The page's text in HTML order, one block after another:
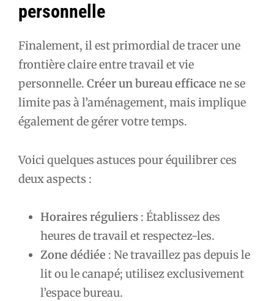
personnelle
Finalement, il est primordial de tracer une
frontière claire entre travail et vie
personnelle. Créer un bureau efficace ne se
limite pas à l’aménagement, mais implique
également de gérer votre temps.
Voici quelques astuces pour équilibrer ces
deux aspects :
Horaires réguliers : Établissez des
heures de travail et respectez-les.
Zone dédiée : Ne travaillez pas depuis le
lit ou le canapé; utilisez exclusivement
l’espace bureau.